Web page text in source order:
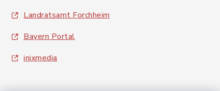
Landratsamt Forchheim
Bayern Portal
inixmedia